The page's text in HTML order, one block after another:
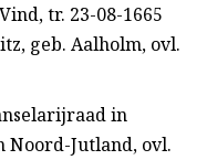
tr. 23-08-1665
geb. Aalholm, ovl.
in
Noord-Jutland, ovl.